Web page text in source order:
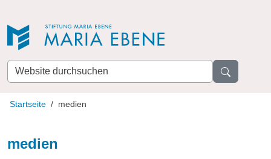
Website
durchsuchen
Startseite medien
medien